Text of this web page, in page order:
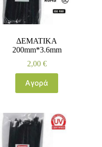
ΔΕΜΑΤΙΚΑ
200mm*3.6mm
2,00 €
Αγορά